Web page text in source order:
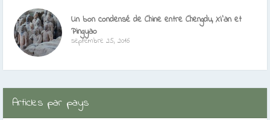
Un bon condensé de Chine entre Chengdu, Xi’an et
Pingyao
septembre 25, 2016
Articles par pays